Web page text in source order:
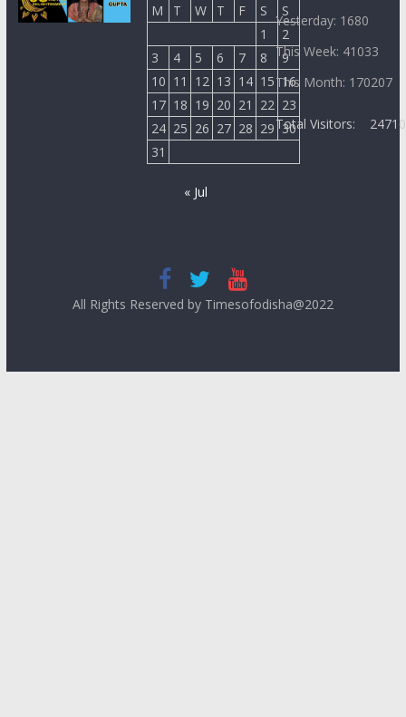
M
T W T F S
S
1
2
3
4 5 6 7 8
9
10 11 12 13 14 15 16
17 18 19 20 21 22 23
24 25 26 27 28 29 30
31
« Jul
Yesterday: 1680
This Week: 41033
This Month: 170207
Total Visitors:
All Rights Reserved by Timesofodisha@2022